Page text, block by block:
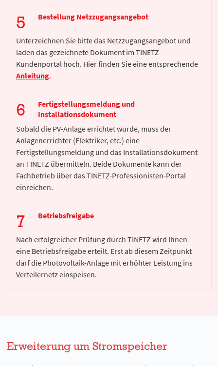
Bestellung Netzzugangsangebot
Unterzeichnen Sie bitte das Netzzugangsangebot und
laden das gezeichnete Dokument im TINETZ
Kundenportal hoch. Hier finden Sie eine entsprechende
Anleitung.
Fertigstellungsmeldung und
Installationsdokument
Sobald die PV-Anlage errichtet wurde, muss der
Anlagenerrichter (Elektriker, etc.) eine
Fertigstellungsmeldung und das Installationsdokument
an TINETZ übermitteln. Beide Dokumente kann der
Fachbetrieb über das TINETZ-Professionisten-Portal
einreichen.
Betriebsfreigabe
Nach erfolgreicher Prüfung durch TINETZ wird Ihnen
eine Betriebsfreigabe erteilt. Erst ab diesem Zeitpunkt
darf die Photovoltaik-Anlage mit erhöhter Leistung ins
Verteilernetz einspeisen.
Erweiterung um Stromspeicher